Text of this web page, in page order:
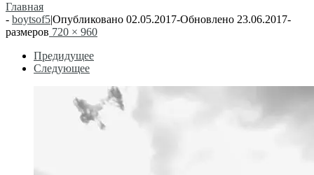
Главная
- boytsof5|Опубликовано 02.05.2017-Обновлено 23.06.2017-
размеров 720 × 960
Навигация
изображениям
Предидущее
Следующее